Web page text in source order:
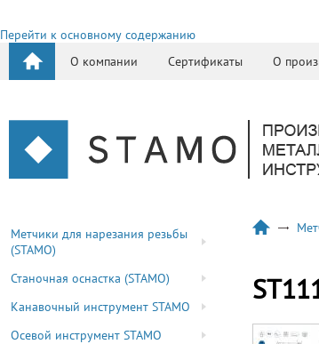
Перейти к основному содержанию
О компании
Сертификаты О
Метчики для нарезания резьбы
(STAMO)
Станочная оснастка (STAMO)
Канавочный инструмент STAMO
Осевой инструмент STAMO